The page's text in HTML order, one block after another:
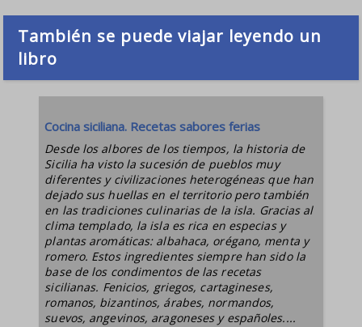
También se puede viajar leyendo un
libro
Cocina siciliana. Recetas sabores ferias
Desde los albores de los tiempos, la historia de
Sicilia ha visto la sucesión de pueblos muy
diferentes y civilizaciones heterogéneas que han
dejado sus huellas en el territorio pero también
en las tradiciones culinarias de la isla. Gracias al
clima templado, la isla es rica en especias y
plantas aromáticas: albahaca, orégano, menta y
romero. Estos ingredientes siempre han sido la
base de los condimentos de las recetas
sicilianas. Fenicios, griegos, cartagineses,
romanos, bizantinos, árabes, normandos,
suevos, angevinos, aragoneses y españoles....